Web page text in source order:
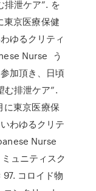
排泄ケア”. を
東京医療保健
ゆるクリティ
Nurse う
加頂き、日頃
む排泄ケア”.
に東京医療保
わゆるクリテ
Nurse
ュニティスク
コロイド物